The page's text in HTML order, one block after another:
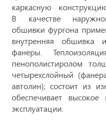
каркасную
В качестве
обшивки фургона
внутренняя обшивка
фанеры.
пенополистиролом
четырехслойный
автолин); состоит из
обеспечивает
эксплуатации.